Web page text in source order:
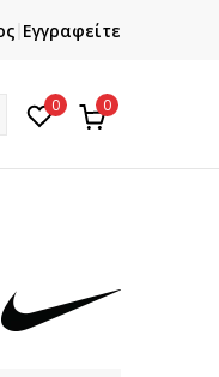
Εγγραφείτε
0 0